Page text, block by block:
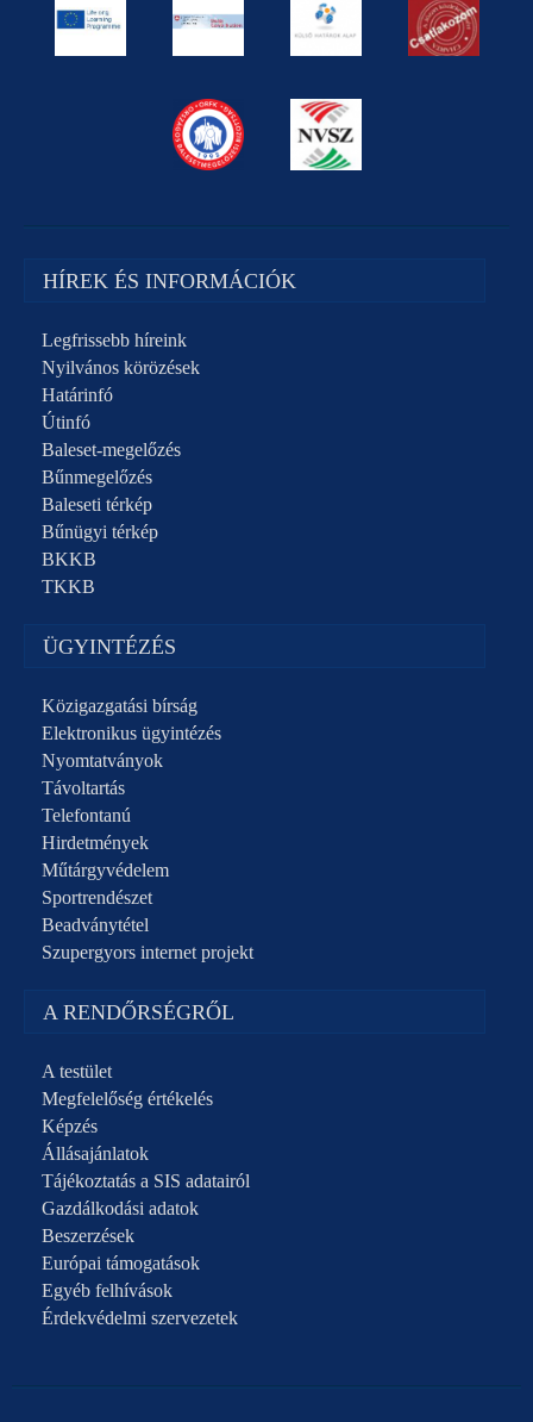
HÍREK ÉS INFORMÁCIÓK
Legfrissebb híreink
Nyilvános körözések
Határinfó
Útinfó
Baleset-megelőzés
Bűnmegelőzés
Baleseti térkép
Bűnügyi térkép
BKKB
TKKB
ÜGYINTÉZÉS
Közigazgatási bírság
Elektronikus ügyintézés
Nyomtatványok
Távoltartás
Telefontanú
Hirdetmények
Műtárgyvédelem
Sportrendészet
Beadványtétel
Szupergyors internet projekt
A RENDŐRSÉGRŐL
A testület
Megfelelőség értékelés
Képzés
Állásajánlatok
Tájékoztatás a SIS adatairól
Gazdálkodási adatok
Beszerzések
Európai támogatások
Egyéb felhívások
Érdekvédelmi szervezetek